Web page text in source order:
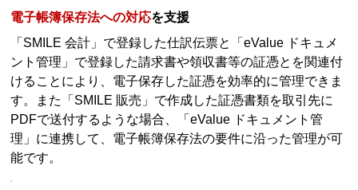
電子帳簿保存法への対応を支援
「SMILE 会計」で登録した仕訳伝票と「eValue ドキュメ
ント管理」で登録した請求書や領収書等の証憑とを関連付
けることにより、電子保存した証憑を効率的に管理できま
す。また「SMILE 販売」で作成した証憑書類を取引先に
PDFで送付するような場合、「eValue ドキュメント管
理」に連携して、電子帳簿保存法の要件に沿った管理が可
能です。